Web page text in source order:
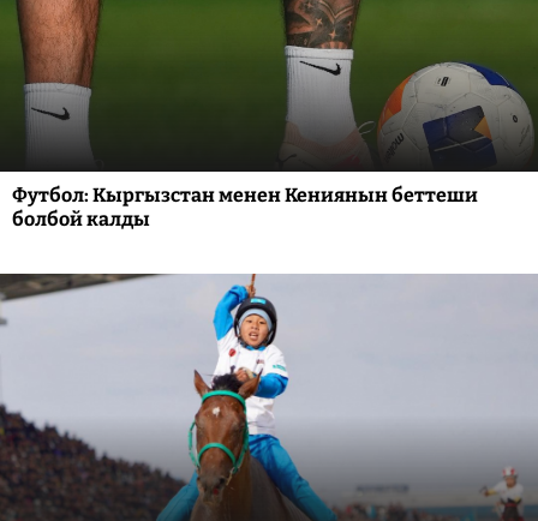
Футбол: Кыргызстан менен Кениянын беттеши
болбой калды